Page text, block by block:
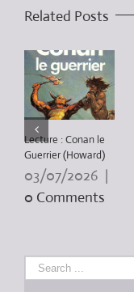
Related Posts
Lecture : Conan le
Guerrier (Howard)
03/07/2026 |
0 Comments